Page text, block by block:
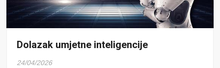
Dolazak umjetne inteligencije
24/04/2026